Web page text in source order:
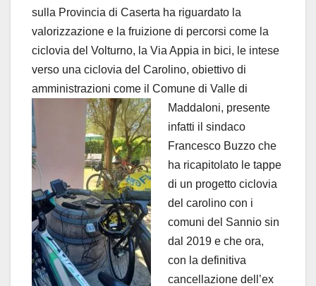
sulla Provincia di Caserta ha riguardato la
valorizzazione e la fruizione di percorsi come la
ciclovia del Volturno, la Via Appia in bici, le intese
verso una ciclovia del Carolino, obiettivo di
amministrazioni come il Comune di Valle di
Maddaloni, presente
infatti il sindaco
Francesco Buzzo che
ha ricapitolato le tappe
di un progetto ciclovia
del carolino con i
comuni del Sannio sin
dal 2019 e che ora,
con la definitiva
cancellazione dell’ex